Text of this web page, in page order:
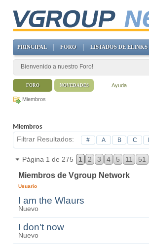
Miembros
Miembros
Filtrar Resultados # A B C
Página 1 de 275 1 2 3 4 5 11 51
Miembros de Vgroup Network
Usuario
I am the Wlaurs
Nuevo
I don't now
Nuevo
PRINCIPAL FORO LISTADOS DE ELINKS
Bienvenido a nuestro Foro!
FORO Ayuda
NOVEDADES